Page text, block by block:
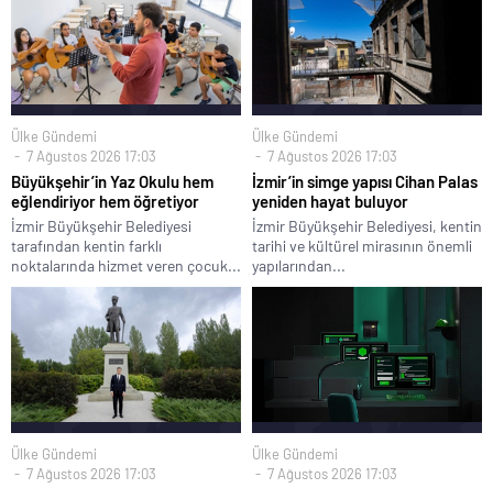
Ülke Gündemi
7 Ağustos 2026 17:03
Büyükşehir’in Yaz Okulu hem
eğlendiriyor hem öğretiyor
İzmir Büyükşehir Belediyesi
tarafından kentin farklı
noktalarında hizmet veren çocuk...
Ülke Gündemi
7 Ağustos 2026 17:03
İzmir’in simge yapısı Cihan Palas
yeniden hayat buluyor
İzmir Büyükşehir Belediyesi, kentin
tarihi ve kültürel mirasının önemli
yapılarından...
Ülke Gündemi
7 Ağustos 2026 17:03
Ülke Gündemi
7 Ağustos 2026 17:03